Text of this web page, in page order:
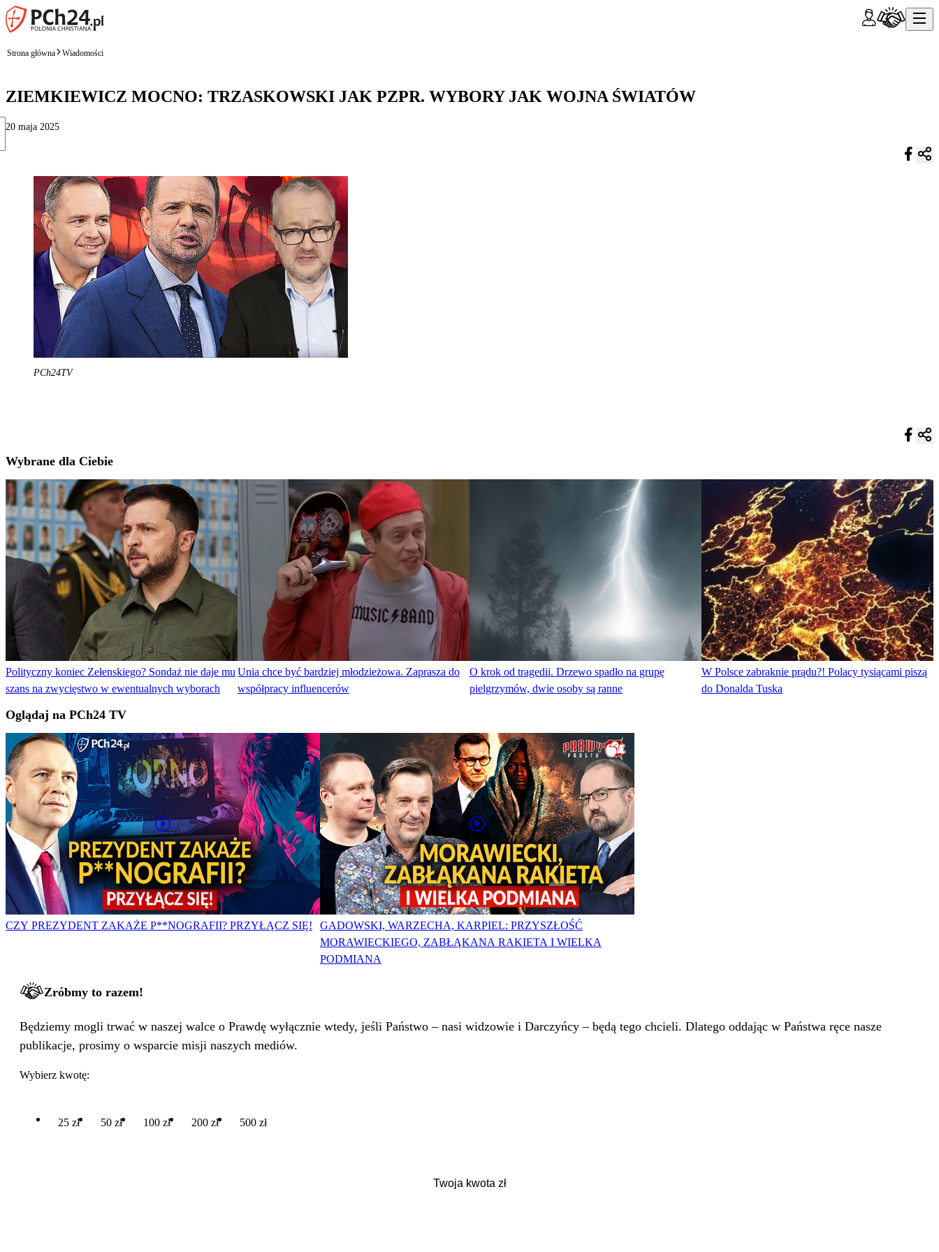
Strona główna Wiadomości
ZIEMKIEWICZ MOCNO: TRZASKOWSKI JAK PZPR. WYBORY JAK WOJNA ŚWIATÓW
20 maja 2025
PCh24TV
Wybrane dla Ciebie
Polityczny koniec Zełenskiego? Sondaż nie daje mu
szans na zwycięstwo w ewentualnych wyborach
Unia chce być bardziej młodzieżowa. Zaprasza do
współpracy influencerów
O krok od tragedii. Drzewo spadło na grupę
pielgrzymów, dwie osoby są ranne
W Polsce zabraknie prądu?! Polacy tysiącami piszą
do Donalda Tuska
Oglądaj na PCh24 TV
CZY PREZYDENT ZAKAŻE P**NOGRAFII? PRZYŁĄCZ SIĘ!
GADOWSKI, WARZECHA, KARPIEL: PRZYSZŁOŚĆ
MORAWIECKIEGO, ZABŁĄKANA RAKIETA I WIELKA
PODMIANA
Zróbmy to razem!
Będziemy mogli trwać w naszej walce o Prawdę wyłącznie wtedy, jeśli Państwo – nasi widzowie i Darczyńcy – będą tego chcieli. Dlatego oddając w Państwa ręce nasze
publikacje, prosimy o wsparcie misji naszych mediów.
Wybierz kwotę:
25 zł 50 zł 100 zł 200 zł 500 zł